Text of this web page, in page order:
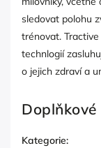
sledovat polohu
trénovat.
technlogií
o jejich zdraví a
Kategorie: